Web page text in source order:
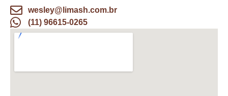
wesley@limash.com.br
(11) 96615-0265